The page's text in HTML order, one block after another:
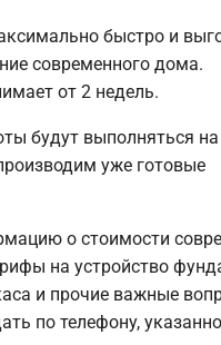
быстро и
современного дома.
от 2 недель.
будут выполняться на
уже готовые
о стоимости
на устройство
и прочие важные
по телефону,